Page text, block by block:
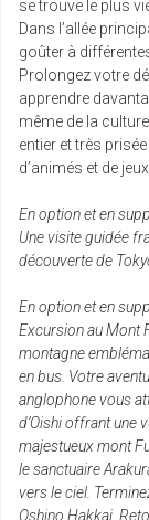
se trouve le plus
Dans l’allée
goûter à
Prolongez votre
apprendre
même de la
entier et très
d’animés et de
En option et en
Une visite guidée
découverte de
En option et en
Excursion au Mont
montagne
en bus. Votre
anglophone vous
d’Oishi offrant une
majestueux mont
le sanctuaire
vers le ciel.
Oshino Hakkai.